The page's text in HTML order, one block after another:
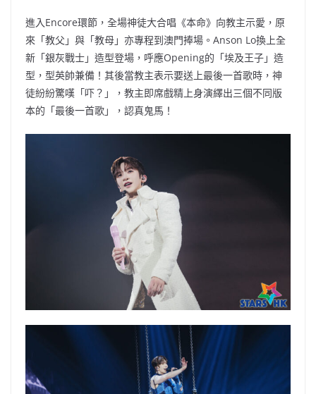
進入Encore環節，全場神徒大合唱《本命》向教主示愛，原
來「教父」與「教母」亦專程到澳門捧場。Anson Lo換上全
新「銀灰戰士」造型登場，呼應Opening的「埃及王子」造
型，型英帥兼備！其後當教主表示要送上最後一首歌時，神
徒紛紛驚嘆「吓？」，教主即席戲精上身演繹出三個不同版
本的「最後一首歌」，認真鬼馬！